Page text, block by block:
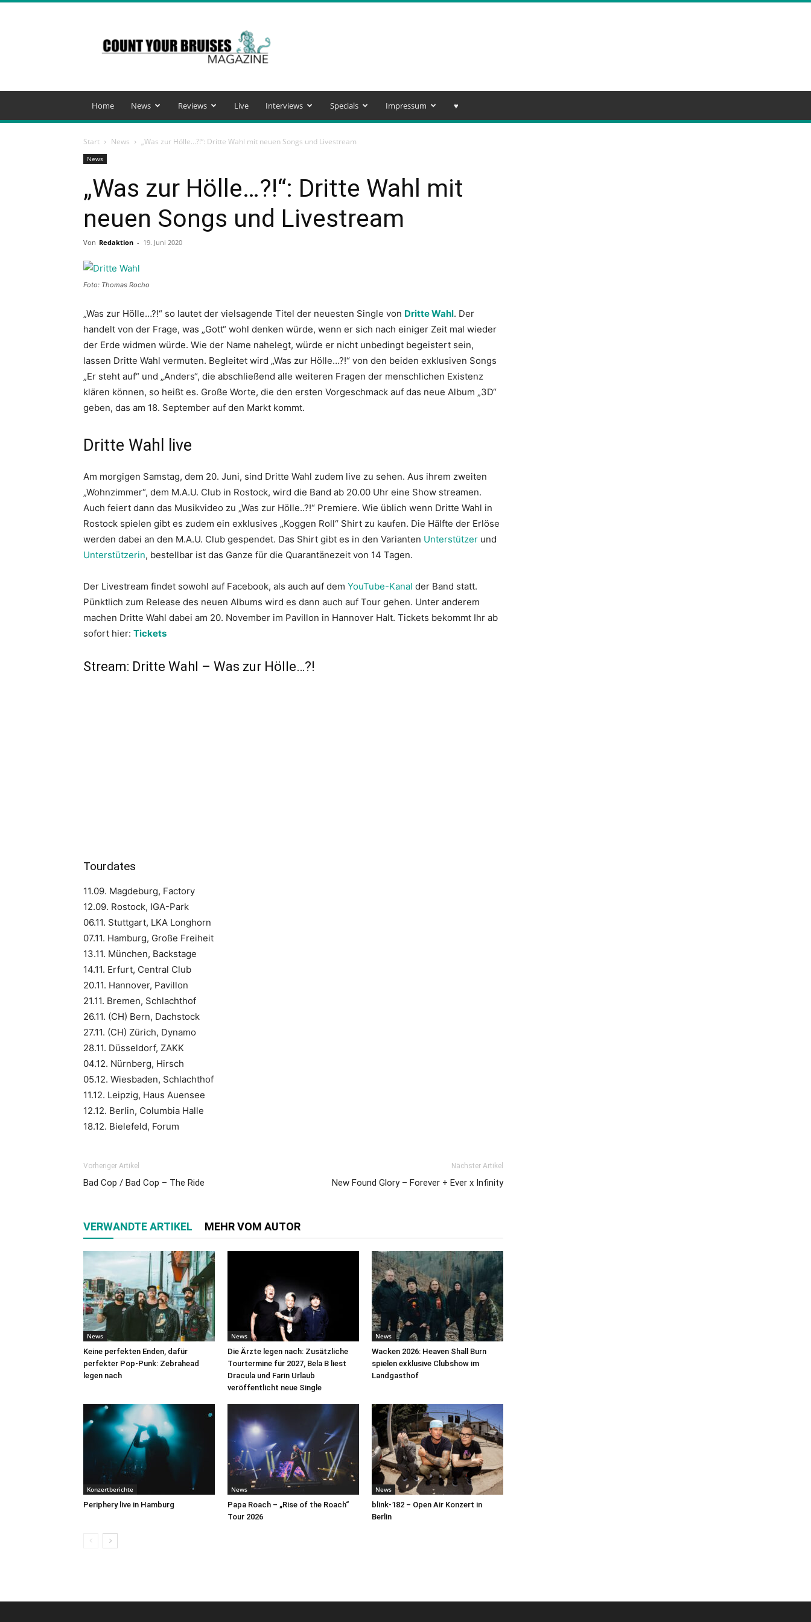
Your
Bruises
Magazine
Home News Reviews Live Interviews Specials Impressum ♥️
Start News „Was zur Hölle…?!“: Dritte Wahl mit neuen Songs und Livestream
News
„Was zur Hölle…?!“: Dritte Wahl mit
neuen Songs und Livestream
Von Redaktion - 19. Juni 2020
Foto: Thomas Rocho
„Was zur Hölle…?!“ so lautet der vielsagende Titel der neuesten Single von Dritte Wahl. Der
handelt von der Frage, was „Gott“ wohl denken würde, wenn er sich nach einiger Zeit mal wieder
der Erde widmen würde. Wie der Name nahelegt, würde er nicht unbedingt begeistert sein,
lassen Dritte Wahl vermuten. Begleitet wird „Was zur Hölle…?!“ von den beiden exklusiven Songs
„Er steht auf“ und „Anders“, die abschließend alle weiteren Fragen der menschlichen Existenz
klären können, so heißt es. Große Worte, die den ersten Vorgeschmack auf das neue Album „3D“
geben, das am 18. September auf den Markt kommt.
Dritte Wahl live
Am morgigen Samstag, dem 20. Juni, sind Dritte Wahl zudem live zu sehen. Aus ihrem zweiten
„Wohnzimmer“, dem M.A.U. Club in Rostock, wird die Band ab 20.00 Uhr eine Show streamen.
Auch feiert dann das Musikvideo zu „Was zur Hölle..?!“ Premiere. Wie üblich wenn Dritte Wahl in
Rostock spielen gibt es zudem ein exklusives „Koggen Roll“ Shirt zu kaufen. Die Hälfte der Erlöse
werden dabei an den M.A.U. Club gespendet. Das Shirt gibt es in den Varianten Unterstützer und
Unterstützerin, bestellbar ist das Ganze für die Quarantänezeit von 14 Tagen.
Der Livestream findet sowohl auf Facebook, als auch auf dem YouTube-Kanal der Band statt.
Pünktlich zum Release des neuen Albums wird es dann auch auf Tour gehen. Unter anderem
machen Dritte Wahl dabei am 20. November im Pavillon in Hannover Halt. Tickets bekommt Ihr ab
sofort hier: Tickets
Stream: Dritte Wahl – Was zur Hölle…?!
Tourdates
11.09. Magdeburg, Factory
12.09. Rostock, IGA-Park
06.11. Stuttgart, LKA Longhorn
07.11. Hamburg, Große Freiheit
13.11. München, Backstage
14.11. Erfurt, Central Club
20.11. Hannover, Pavillon
21.11. Bremen, Schlachthof
26.11. (CH) Bern, Dachstock
27.11. (CH) Zürich, Dynamo
28.11. Düsseldorf, ZAKK
04.12. Nürnberg, Hirsch
05.12. Wiesbaden, Schlachthof
11.12. Leipzig, Haus Auensee
12.12. Berlin, Columbia Halle
18.12. Bielefeld, Forum
Vorheriger Artikel
Bad Cop / Bad Cop – The Ride
Nächster Artikel
New Found Glory – Forever + Ever x Infinity
VERWANDTE ARTIKEL MEHR VOM AUTOR
News
Keine perfekten Enden, dafür
perfekter Pop-Punk: Zebrahead
legen nach
News
Die Ärzte legen nach: Zusätzliche
Tourtermine für 2027, Bela B liest
Dracula und Farin Urlaub
veröffentlicht neue Single
News
Wacken 2026: Heaven Shall Burn
spielen exklusive Clubshow im
Landgasthof
Konzertberichte
Periphery live in Hamburg
News
Papa Roach – „Rise of the Roach“
Tour 2026
News
blink-182 – Open Air Konzert in
Berlin